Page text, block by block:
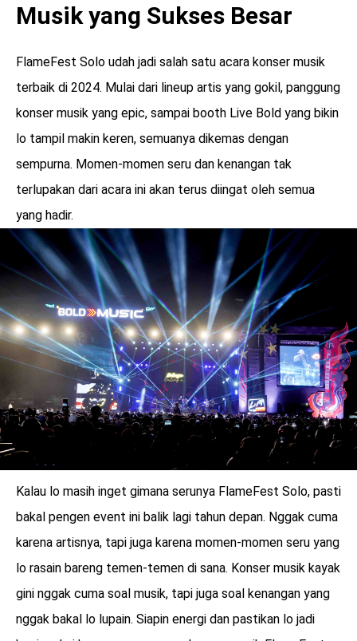
Musik yang Sukses Besar
FlameFest Solo udah jadi salah satu acara konser musik
terbaik di 2024. Mulai dari lineup artis yang gokil, panggung
konser musik yang epic, sampai booth Live Bold yang bikin
lo tampil makin keren, semuanya dikemas dengan
sempurna. Momen-momen seru dan kenangan tak
terlupakan dari acara ini akan terus diingat oleh semua
yang hadir.
Kalau lo masih inget gimana serunya FlameFest Solo, pasti
bakal pengen event ini balik lagi tahun depan. Nggak cuma
karena artisnya, tapi juga karena momen-momen seru yang
lo rasain bareng temen-temen di sana. Konser musik kayak
gini nggak cuma soal musik, tapi juga soal kenangan yang
nggak bakal lo lupain. Siapin energi dan pastikan lo jadi